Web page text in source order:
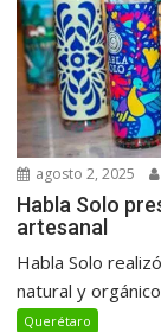
agosto 2, 2025
Habla Solo
artesanal
Habla Solo
natural y
Querétaro